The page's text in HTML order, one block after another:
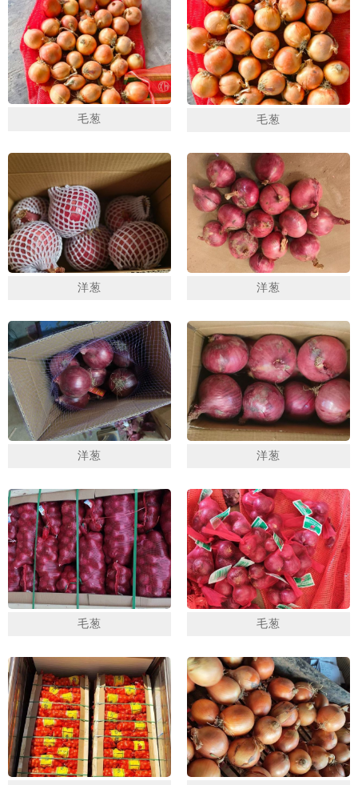
毛葱 毛葱
洋葱 洋葱
洋葱 洋葱
毛葱 毛葱